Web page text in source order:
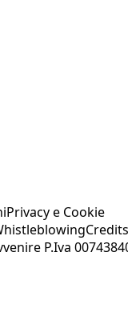
Privacy e Cookie
Credits
P.Iva